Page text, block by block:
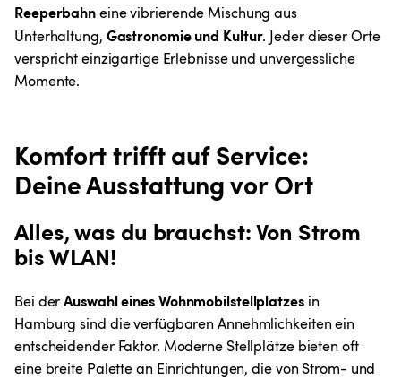
Reeperbahn eine vibrierende Mischung aus
Unterhaltung, Gastronomie und Kultur. Jeder dieser Orte
verspricht einzigartige Erlebnisse und unvergessliche
Momente.
Komfort trifft auf Service:
Deine Ausstattung vor Ort
Alles, was du brauchst: Von Strom
bis WLAN!
Bei der Auswahl eines Wohnmobilstellplatzes in
Hamburg sind die verfügbaren Annehmlichkeiten ein
entscheidender Faktor. Moderne Stellplätze bieten oft
eine breite Palette an Einrichtungen, die von Strom- und